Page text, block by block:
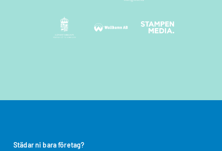
Städar ni bara företag?